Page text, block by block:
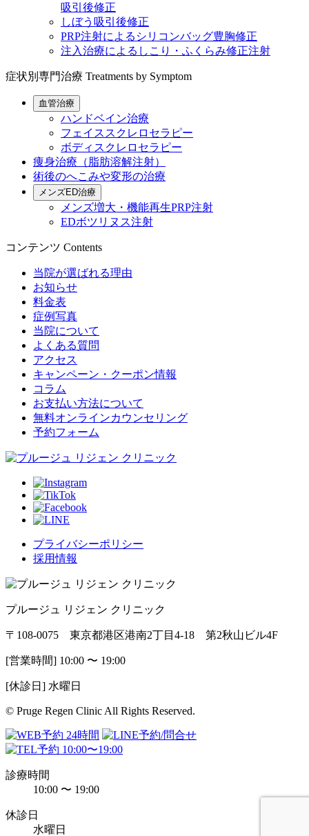
吸引後修正
しぼう吸引後修正
PRP注射によるシリコンバッグ豊胸修正
注入治療によるしこり・ふくらみ修正注射
症状別専門治療 Treatments by Symptom
血管治療
ハンドベイン治療
フェイススクレロセラピー
ボディスクレロセラピー
痩身治療（脂肪溶解注射）
術後のへこみや変形の治療
メンズED治療
メンズ増大・機能再生PRP注射
EDボツリヌス注射
コンテンツ Contents
当院が選ばれる理由
お知らせ
料金表
症例写真
当院について
よくある質問
アクセス
キャンペーン・クーポン情報
コラム
お支払い方法について
無料オンラインカウンセリング
予約フォーム
プライバシーポリシー
採用情報
プルージュ リジェン クリニック
〒108-0075 東京都港区港南2丁目4-18 第2秋山ビル4F
[営業時間] 10:00 〜 19:00
[休診日] 水曜日
© Pruge Regen Clinic All Rights Reserved.
診療時間
10:00 〜 19:00
休診日
水曜日